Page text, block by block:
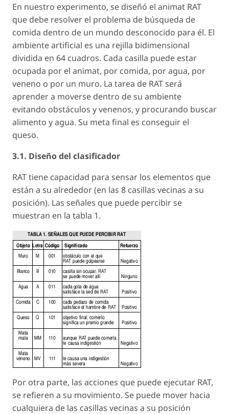
En nuestro experimento, se diseñó el animat RAT
que debe resolver el problema de búsqueda de
comida dentro de un mundo desconocido para él. El
ambiente artificial es una rejilla bidimensional
dividida en 64 cuadros. Cada casilla puede estar
ocupada por el animat, por comida, por agua, por
veneno o por un muro. La tarea de RAT será
aprender a moverse dentro de su ambiente
evitando obstáculos y venenos, y procurando buscar
alimento y agua. Su meta final es conseguir el
queso.
3.1. Diseño del clasificador
RAT tiene capacidad para sensar los elementos que
están a su alrededor (en las 8 casillas vecinas a su
posición). Las señales que puede percibir se
muestran en la tabla 1.
Por otra parte, las acciones que puede ejecutar RAT,
se refieren a su movimiento. Se puede mover hacia
cualquiera de las casillas vecinas a su posición